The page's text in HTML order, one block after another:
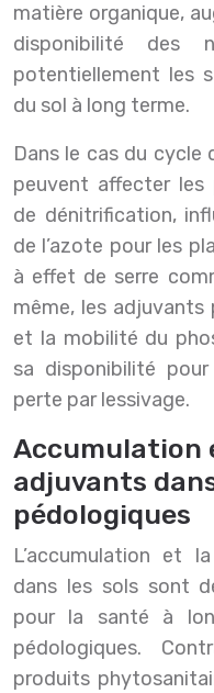
matière organique,
disponibilité des
potentiellement les
du sol à long terme.
Dans le cas du cycle
peuvent affecter
de dénitrification,
de l’azote pour les
à effet de serre
même, les
et la mobilité du
sa disponibilité
perte par lessivage.
Accumulation
adjuvants
pédologiques
L’accumulation et
dans les sols sont
pour la santé à
pédologiques.
produits